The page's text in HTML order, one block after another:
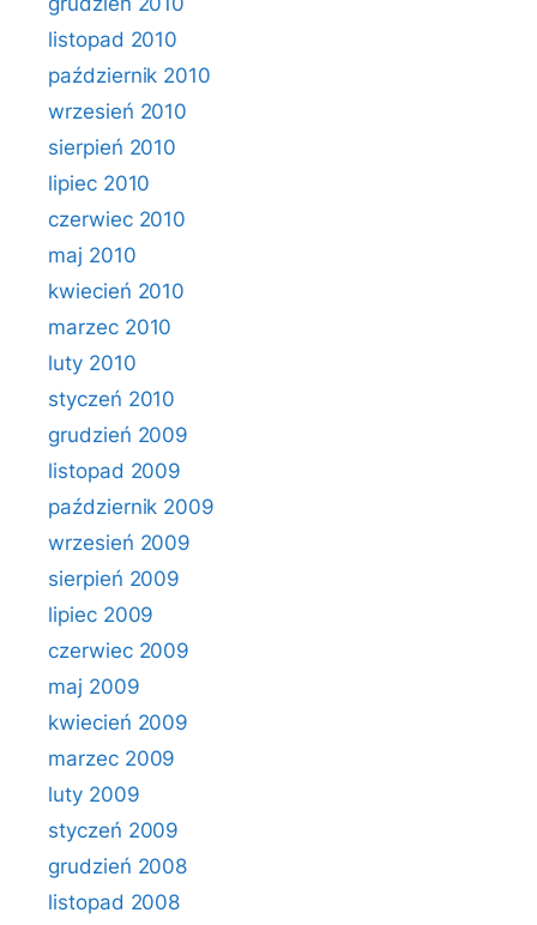
listopad 2010
październik 2010
wrzesień 2010
sierpień 2010
lipiec 2010
czerwiec 2010
maj 2010
kwiecień 2010
marzec 2010
luty 2010
styczeń 2010
grudzień 2009
listopad 2009
październik 2009
wrzesień 2009
sierpień 2009
lipiec 2009
czerwiec 2009
maj 2009
kwiecień 2009
marzec 2009
luty 2009
styczeń 2009
grudzień 2008
listopad 2008